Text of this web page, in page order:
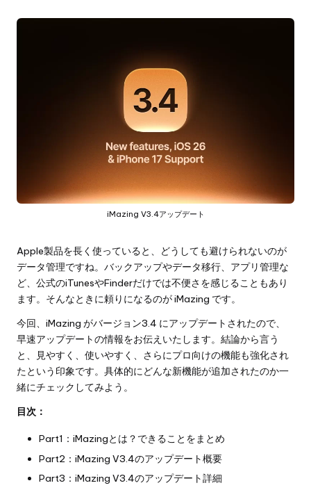
iMazing V3.4アップデート
Apple製品を長く使っていると、どうしても避けられないのが
データ管理ですね。バックアップやデータ移行、アプリ管理な
ど、公式のiTunesやFinderだけでは不便さを感じることもあり
ます。そんなときに頼りになるのが iMazing です。
今回、 iMazing がバージョン3.4 にアップデートされたので、
早速アップデートの情報をお伝えいたします。結論から言う
と、見やすく、使いやすく、さらにプロ向けの機能も強化され
たという印象です。具体的にどんな新機能が追加されたのか一
緒にチェックしてみよう。
目次：
Part1：iMazingとは？できることをまとめ
Part2：iMazing V3.4のアップデート概要
Part3：iMazing V3.4のアップデート詳細